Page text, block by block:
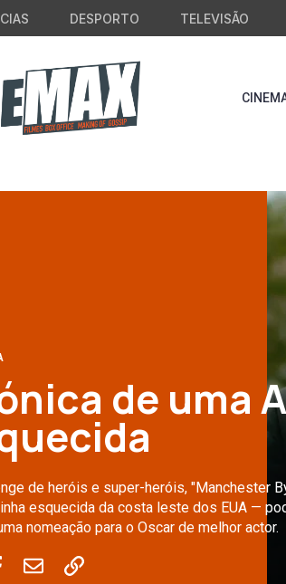
DESPORTO TELEVISÃO
de uma
de heróis e super-heróis, "Manchester
esquecida da costa leste dos EUA —
nomeação para o Oscar de melhor actor.